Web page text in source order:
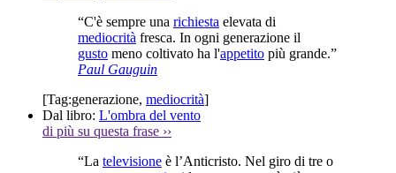
“C'è sempre una richiesta elevata di
mediocrità fresca. In ogni generazione il
gusto meno coltivato ha l'appetito più grande.”
Paul Gauguin
[Tag:generazione, mediocrità]
Dal libro: L'ombra del vento
di più su questa frase ››
“La televisione è l’Anticristo. Nel giro di tre o